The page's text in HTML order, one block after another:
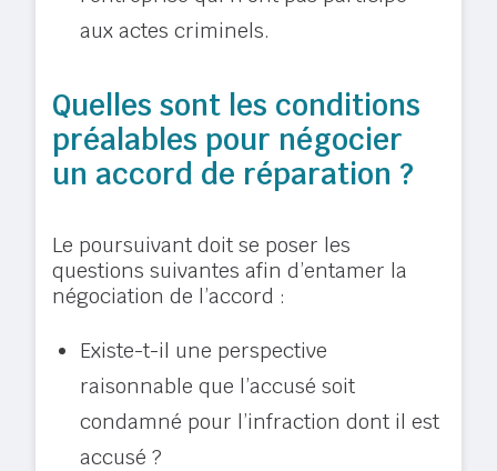
aux actes criminels.
Quelles sont les conditions
préalables pour négocier
un accord de réparation ?
Le poursuivant doit se poser les
questions suivantes afin d’entamer la
négociation de l’accord :
Existe-t-il une perspective
raisonnable que l’accusé soit
condamné pour l’infraction dont il est
accusé ?